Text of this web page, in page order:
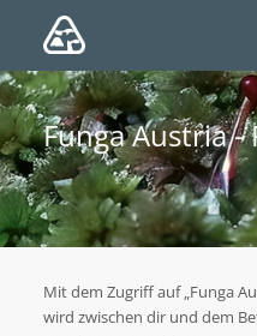
Funga Austria -
Mit dem Zugriff auf „Funga
wird zwischen dir und dem